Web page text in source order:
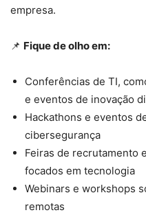
empresa.
📌 Fique de olho em:
Conferências de TI,
e eventos de inovação
Hackathons e eventos
cibersegurança
Feiras de recrutamento
focados em tecnologia
Webinars e workshops
remotas